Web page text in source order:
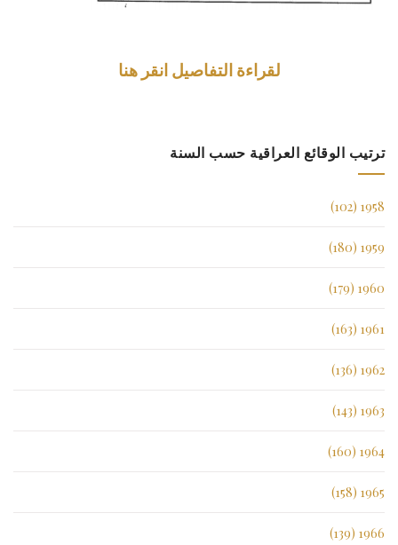
لقراءة التفاصيل انقر هنا
ترتيب الوقائع العراقية حسب السنة
1958 (102)
1959 (180)
1960 (179)
1961 (163)
1962 (136)
1963 (143)
1964 (160)
1965 (158)
1966 (139)